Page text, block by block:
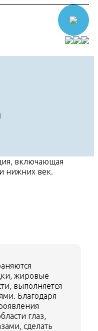
включающая
нижних век.
жировые
выполняется
Благодаря
глаз,
сделать